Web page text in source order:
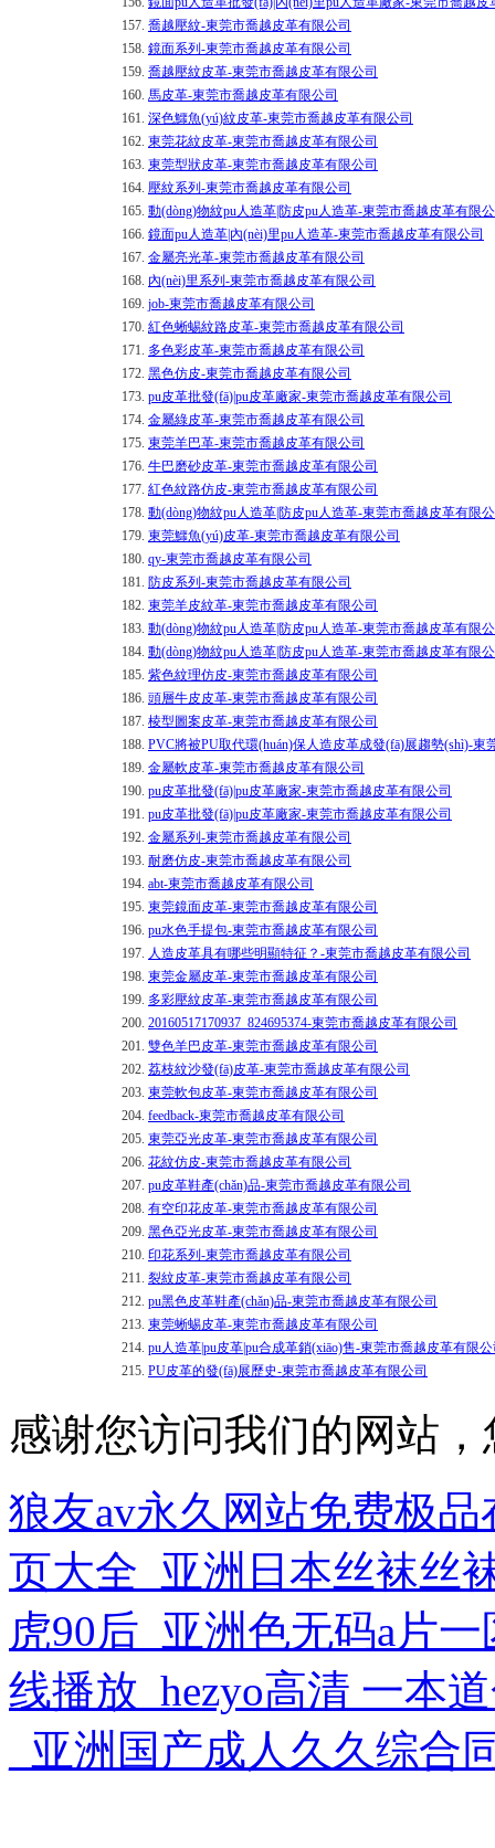
157. 喬越壓紋-東莞市喬越皮革有限公司
158. 鏡面系列-東莞市喬越皮革有限公司
159. 喬越壓紋皮革-東莞市喬越皮革有限公司
160. 馬皮革-東莞市喬越皮革有限公司
161. 深色鱷魚(yú)紋皮革-東莞市喬越皮革有限公司
162. 東莞花紋皮革-東莞市喬越皮革有限公司
163. 東莞型狀皮革-東莞市喬越皮革有限公司
164. 壓紋系列-東莞市喬越皮革有限公司
165. 動(dòng)物紋pu人造革|防皮pu人造革-東莞市喬越皮革有限
166. 鏡面pu人造革|內(nèi)里pu人造革-東莞市喬越皮革有限公司
167. 金屬亮光革-東莞市喬越皮革有限公司
168. 內(nèi)里系列-東莞市喬越皮革有限公司
169. job-東莞市喬越皮革有限公司
170. 紅色蜥蜴紋路皮革-東莞市喬越皮革有限公司
171. 多色彩皮革-東莞市喬越皮革有限公司
172. 黑色仿皮-東莞市喬越皮革有限公司
173. pu皮革批發(fā)|pu皮革廠家-東莞市喬越皮革有限公司
174. 金屬綠皮革-東莞市喬越皮革有限公司
175. 東莞羊巴革-東莞市喬越皮革有限公司
176. 牛巴磨砂皮革-東莞市喬越皮革有限公司
177. 紅色紋路仿皮-東莞市喬越皮革有限公司
178. 動(dòng)物紋pu人造革|防皮pu人造革-東莞市喬越皮革有限
179. 東莞鱷魚(yú)皮革-東莞市喬越皮革有限公司
180. qy-東莞市喬越皮革有限公司
181. 防皮系列-東莞市喬越皮革有限公司
182. 東莞羊皮紋革-東莞市喬越皮革有限公司
183. 動(dòng)物紋pu人造革|防皮pu人造革-東莞市喬越皮革有限
184. 動(dòng)物紋pu人造革|防皮pu人造革-東莞市喬越皮革有限
185. 紫色紋理仿皮-東莞市喬越皮革有限公司
186. 頭層牛皮皮革-東莞市喬越皮革有限公司
187. 棱型圖案皮革-東莞市喬越皮革有限公司
188. PVC將被PU取代環(huán)保人造皮革成發(fā)展趨勢(shì)-東
189. 金屬軟皮革-東莞市喬越皮革有限公司
190. pu皮革批發(fā)|pu皮革廠家-東莞市喬越皮革有限公司
191. pu皮革批發(fā)|pu皮革廠家-東莞市喬越皮革有限公司
192. 金屬系列-東莞市喬越皮革有限公司
193. 耐磨仿皮-東莞市喬越皮革有限公司
194. abt-東莞市喬越皮革有限公司
195. 東莞鏡面皮革-東莞市喬越皮革有限公司
196. pu水色手提包-東莞市喬越皮革有限公司
197. 人造皮革具有哪些明顯特征？-東莞市喬越皮革有限公司
198. 東莞金屬皮革-東莞市喬越皮革有限公司
199. 多彩壓紋皮革-東莞市喬越皮革有限公司
200. 20160517170937_824695374-東莞市喬越皮革有限公司
201. 雙色羊巴皮革-東莞市喬越皮革有限公司
202. 荔枝紋沙發(fā)皮革-東莞市喬越皮革有限公司
203. 東莞軟包皮革-東莞市喬越皮革有限公司
204. feedback-東莞市喬越皮革有限公司
205. 東莞亞光皮革-東莞市喬越皮革有限公司
206. 花紋仿皮-東莞市喬越皮革有限公司
207. pu皮革鞋產(chǎn)品-東莞市喬越皮革有限公司
208. 有空印花皮革-東莞市喬越皮革有限公司
209. 黑色亞光皮革-東莞市喬越皮革有限公司
210. 印花系列-東莞市喬越皮革有限公司
211. 裂紋皮革-東莞市喬越皮革有限公司
212. pu黑色皮革鞋產(chǎn)品-東莞市喬越皮革有限公司
213. 東莞蜥蜴皮革-東莞市喬越皮革有限公司
214. pu人造革|pu皮革|pu合成革銷(xiāo)售-東莞市喬越皮革有限
215. PU皮革的發(fā)展歷史-東莞市喬越皮革有限公司
感谢您访问我们的网站
狼友av永久网站免费极
页大全_亚洲日本丝袜丝
虎90后_亚洲色无码a片
线播放_hezyo高清 一本
_亚洲国产成人久久综合